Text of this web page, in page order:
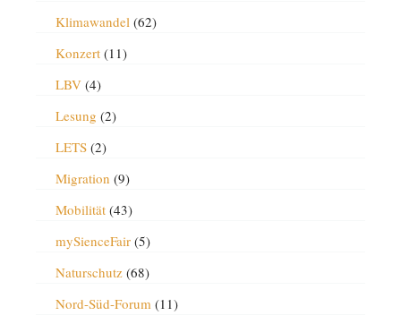
Klimawandel (62)
Konzert(11)
LBV(4)
Lesung (2)
LETS(2)
Migration (9)
Mobilität(43)
mySienceFair(5)
Naturschutz(68)
Nord-Süd-Forum (11)